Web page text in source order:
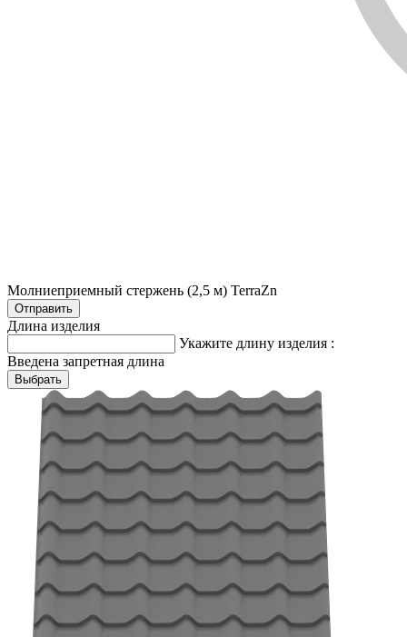
Молниеприемный стержень (2,5 м) TerraZn
Длина изделия
Укажите длину изделия :
Введена запретная длина